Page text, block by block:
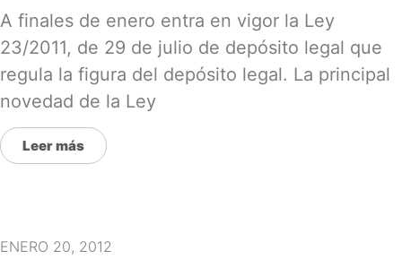
A finales de enero entra en vigor la Ley
23/2011, de 29 de julio de depósito legal que
regula la figura del depósito legal. La principal
novedad de la Ley
Leer más
ENERO 20, 2012